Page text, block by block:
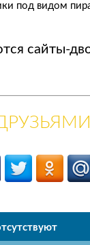
под видом
сайты-